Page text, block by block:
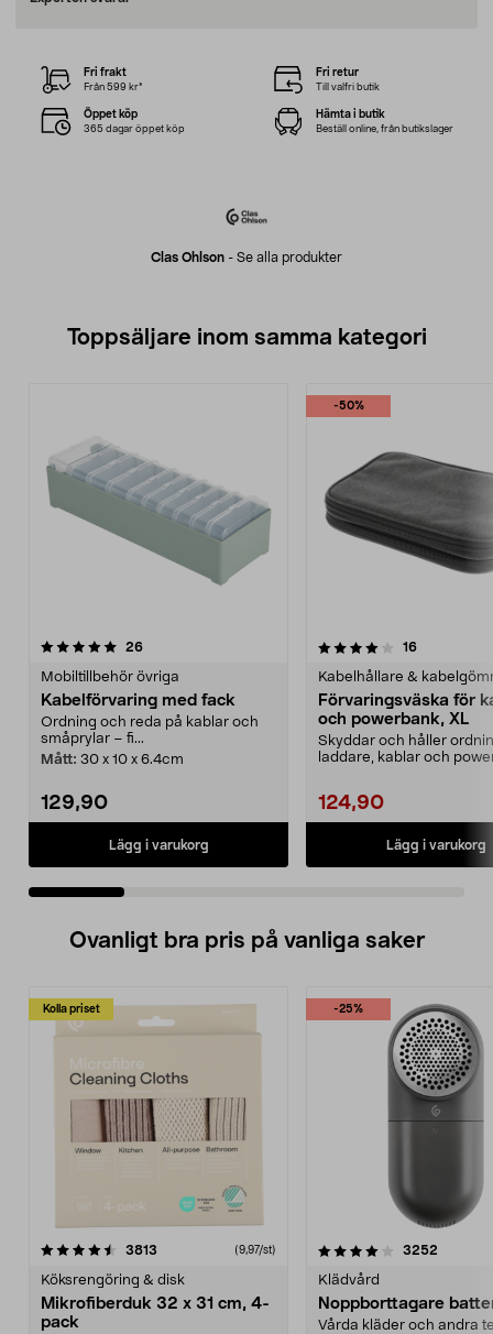
Clas Ohlson - Se alla produkter
Fri frakt
Från 599 kr*
Fri retur
Till valfri butik
Öppet köp
365 dagar öppet köp
Hämta i butik
Beställ online, från butikslager
Toppsäljare inom samma kategori
26recensioner
Mobiltillbehör övriga
Kabelförvaring med fack
Ordning och reda på kablar och
småprylar – fi...
Mått: 30 x 10 x 6.4cm
129,90
Lägg i varukorg
-50%
4.0 av 5 stjärnor 16recensioner
Kabelhållare &
Förvaringsväska för
och powerbank, XL
Skyddar och håller
laddare, kablar och
124,90
Lägg i varukorg
5.0 av 5 stjärnor
Ovanligt bra pris på vanliga saker
Kolla priset
3813 (9,97/st)
Köksrengöring & disk
Mikrofiberduk 32 x 31 cm, 4-
pack
-25%
4.0av 5 stjärnor 3252
Klädvård
Noppborttagare
Vårda kläder och andra
4.5av 5 stjärnor